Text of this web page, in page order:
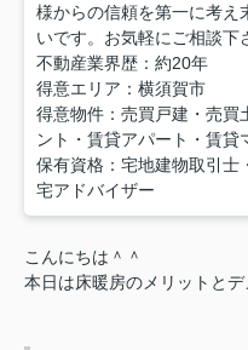
様からの信頼を第一に考え
いです。お気軽にご相談下
不動産業界歴：約20年
得意エリア：横須賀市
得意物件：売買戸建・売買
ント・賃貸アパート・賃貸
保有資格：宅地建物取引士
宅アドバイザー
こんにちは＾＾
本日は床暖房のメリットと